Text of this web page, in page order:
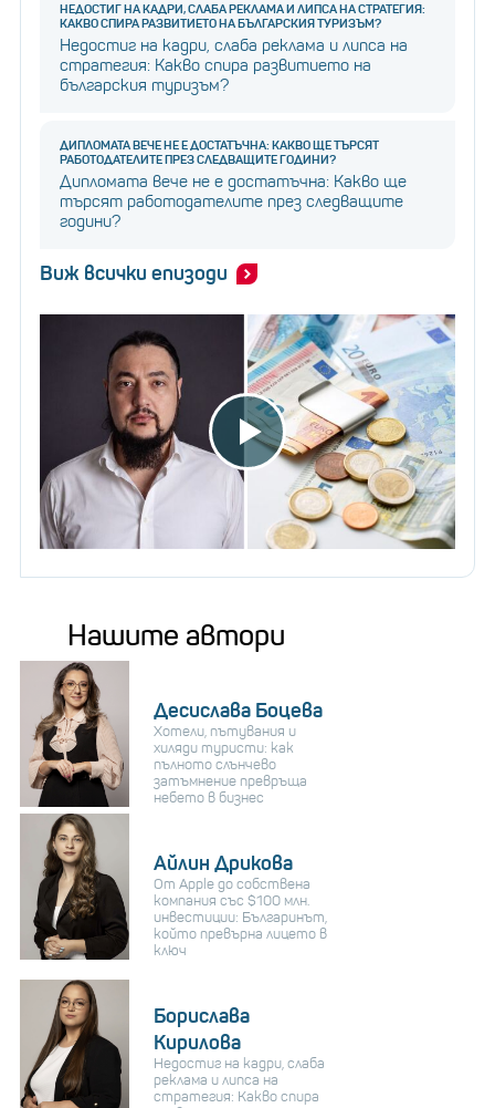
НЕДОСТИГ НА КАДРИ, СЛАБА РЕКЛАМА И ЛИПСА НА СТРАТЕГИЯ:
КАКВО СПИРА РАЗВИТИЕТО НА БЪЛГАРСКИЯ ТУРИЗЪМ?
Недостиг на кадри, слаба реклама и липса на
стратегия: Какво спира развитието на
българския туризъм?
ДИПЛОМАТА ВЕЧЕ НЕ Е ДОСТАТЪЧНА: КАКВО ЩЕ ТЪРСЯТ
РАБОТОДАТЕЛИТЕ ПРЕЗ СЛЕДВАЩИТЕ ГОДИНИ?
Дипломата вече не е достатъчна: Какво ще
търсят работодателите през следващите
години?
Виж всички епизоди
Нашите автори
Десислава Боцева
Хотели, пътувания и
хиляди туристи: как
пълното слънчево
затъмнение превръща
небето в бизнес
Айлин Дрикова
От Apple до собствена
компания със $100 млн.
инвестиции: Българинът,
който превърна лицето в
ключ
Борислава
Кирилова
Недостиг на кадри, слаба
реклама и липса на
стратегия: Какво спира